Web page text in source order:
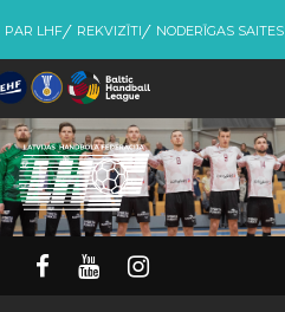
PAR LHF REKVIZĪTI NODERĪGAS SAITES